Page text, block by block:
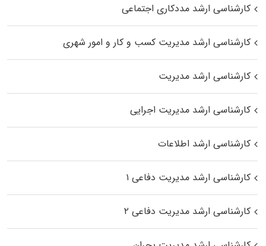
کارشناسی ارشد مددکاری اجتماعی
کارشناسی ارشد مدیریت کسب و کار و امور شهری
کارشناسی ارشد مدیریت
کارشناسی ارشد مدیریت اجرایی
کارشناسی ارشد اطلاعات
کارشناسی ارشد مدیریت دفاعی ۱
کارشناسی ارشد مدیریت دفاعی ۲